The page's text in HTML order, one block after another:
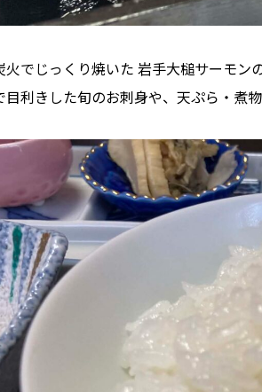
火でじっくり焼いた 岩手大槌サーモン
目利きした旬のお刺身や、天ぷら・煮物